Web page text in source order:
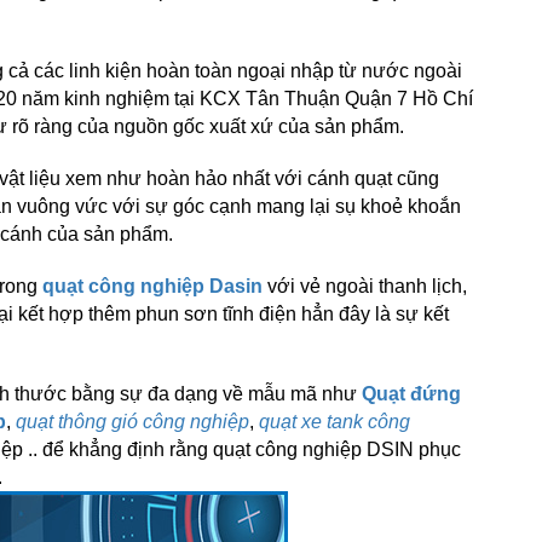
các linh kiện hoàn toàn ngoại nhập từ nước ngoài
năm kinh nghiệm tại KCX Tân Thuận Quận 7 Hồ Chí
ràng của nguồn gốc xuất xứ của sản phẩm.
liệu xem như hoàn hảo nhất với cánh quạt cũng
vuông vức với sự góc cạnh mang lại sụ khoẻ khoắn
của sản phẩm.
quạt công nghiệp Dasin với vẻ ngoài thanh lịch,
kết hợp thêm phun sơn tĩnh điện hẳn đây là sự kết
thước bằng sự đa dạng về mẫu mã như Quạt đứng
, quạt thông gió công nghiệp, quạt xe tank công
.. để khẳng định rằng quạt công nghiệp DSIN phục